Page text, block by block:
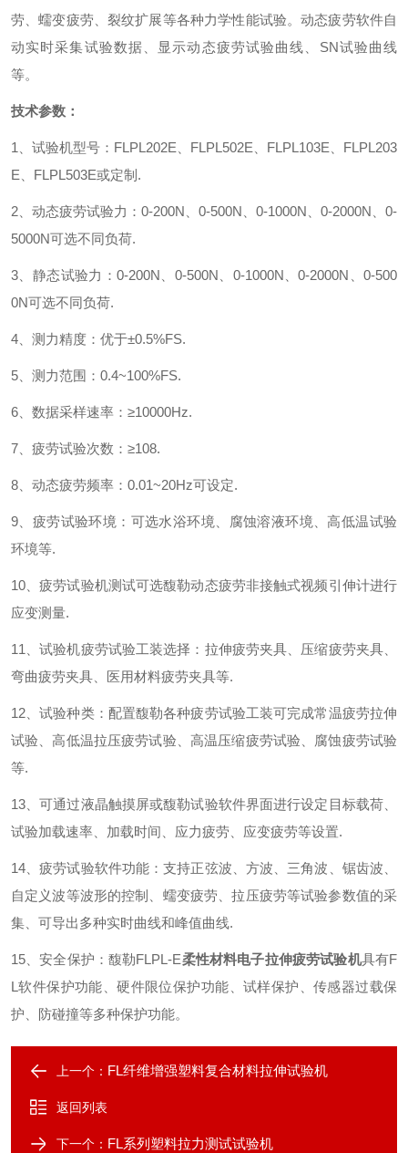
劳、蠕变疲劳、裂纹扩展等各种力学性能试验。动态疲劳软件自
动实时采集试验数据、显示动态疲劳试验曲线、 SN试验曲线
等。
技术参数：
1 、试验机型号： FLPL202E FLPL502E FLPL103E
FLPL203
E
FLPL503E或定制 .
2 、动态疲劳试验力： 0-200N 0-500N 0-1000N 0-2000N
0-
5000N可选不同负荷.
3 、静态试验力： 0-200N 0-500N 0-1000N 、0-2000N
0-500
0N可选不同负荷.
4 、测力精度：优于±0.5%FS.
5 、测力范围： 0.4~100%FS.
6 、数据采样速率： ≥10000Hz.
7 、疲劳试验次数： ≥108.
8 、动态疲劳频率： 0.01~20Hz可设定.
9 、疲劳试验环境：可选水浴环境、腐蚀溶液环境、高低温试验
环境等.
10 、疲劳试验机测试可选馥勒动态疲劳非接触式视频引伸计进行
应变测量.
11
、试验机疲劳试验工装选择：拉伸疲劳夹具、压缩疲劳夹具、
弯曲疲劳夹具、医用材料疲劳夹具等.
12 、试验种类：配置馥勒各种疲劳试验工装可完成常温疲劳拉伸
试验、高低温拉压疲劳试验、高温压缩疲劳试验、腐蚀疲劳试验
等.
13 、可通过液晶触摸屏或馥勒试验软件界面进行设定目标载荷、
试验加载速率、加载时间、应力疲劳、应变疲劳等设置.
14 、疲劳试验软件功能：支持正弦波、方波、三角波、锯齿波、
自定义波等波形的控制、蠕变疲劳、拉压疲劳等试验参数值的采
集、可导出多种实时曲线和峰值曲线.
15 、安全保护：馥勒FLPL-E柔性材料电子拉伸疲劳试验机具有F
L 软件保护功能、硬件限位保护功能、试样保护、传感器过载保
护、防碰撞等多种保护功能。
上一个： FL纤维增强塑料复合材料拉伸试验机
返回列表
下一个： FL系列塑料拉力测试试验机